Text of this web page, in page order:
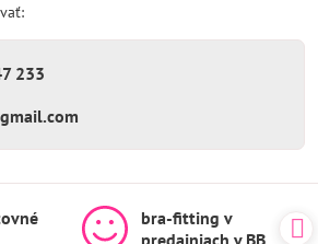
233
bra-fitting v
predajniach v BB